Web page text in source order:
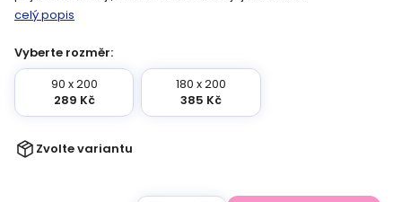
Zvolte variantu
Vyberte rozměr:
90 x 200
289 Kč
180 x 200
385 Kč
celý popis